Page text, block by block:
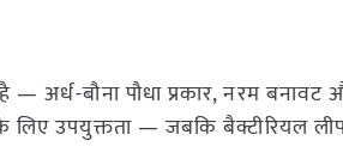
— अर्ध-बौना पौधा प्रकार, नरम
लिए उपयुक्तता — जबकि बैक्टीरियल